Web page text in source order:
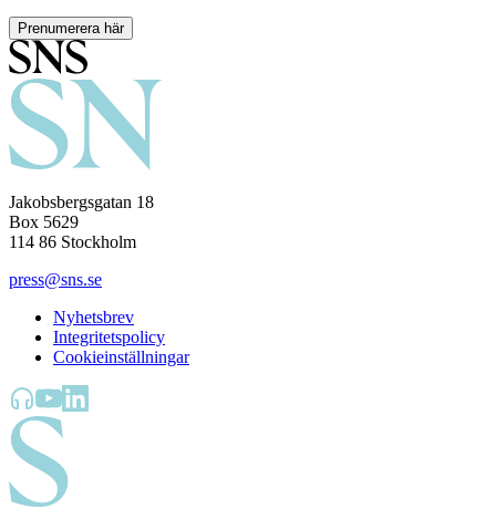
Prenumerera här
Jakobsbergsgatan 18
Box 5629
114 86 Stockholm
press@sns.se
Nyhetsbrev
Integritetspolicy
Cookieinställningar